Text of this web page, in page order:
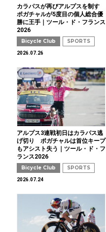
カラパスが再びアルプスを制す
ポガチャルが5度目の個人総合優
勝に王手｜ツール・ド・フランス
2026
Bicycle Club SPORTS
2026.07.26
アルプス3連戦初日はカラパス逃
げ切り ポガチャルは首位キープ
もアシスト失う｜ツール・ド・フ
ランス2026
Bicycle Club SPORTS
2026.07.24